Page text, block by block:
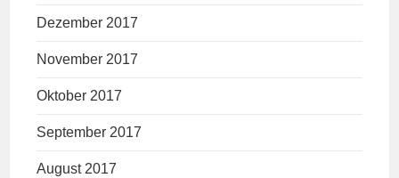
Dezember 2017
November 2017
Oktober 2017
September 2017
August 2017